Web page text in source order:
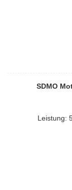
SDMO
Leistung: